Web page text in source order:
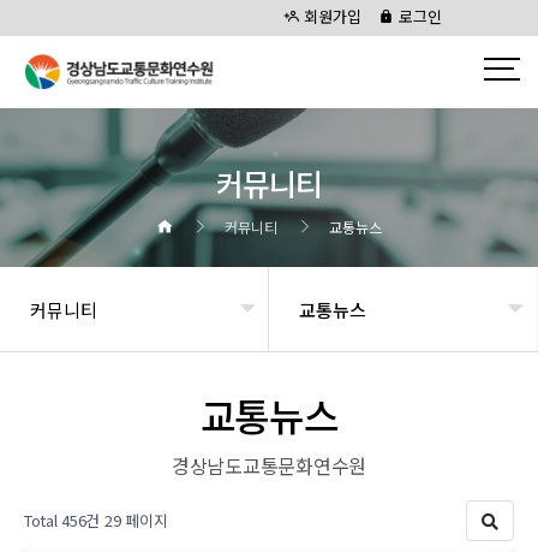
회원가입 로그인
커뮤니티
커뮤니티 교통뉴스
커뮤니티 교통뉴스
교통뉴스
경상남도교통문화연수원
Total 456건 29 페이지